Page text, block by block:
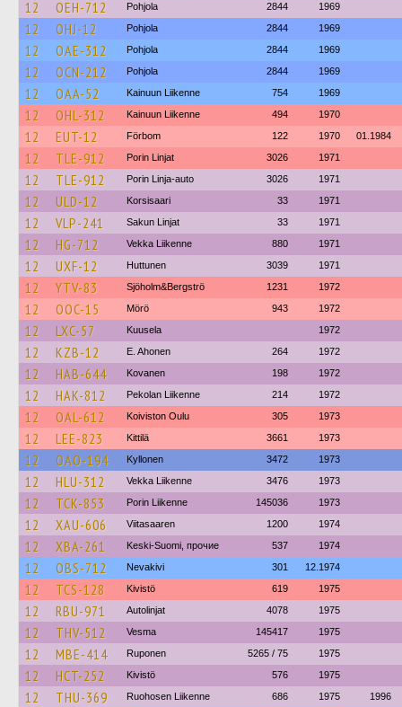
12 OEH-712 Pohjola 2844 1969
12 OHJ-12 Pohjola 2844 1969
12 OAE-312 Pohjola 2844 1969
12 OCN-212 Pohjola 2844 1969
12 OAA-52 Kainuun Liikenne 754 1969
12 OHL-312 Kainuun Liikenne 494 1970
12 EUT-12 Förbom 122 1970 01.1984
12 TLE-912 Porin Linjat 3026 1971
12 TLE-912 Porin Linja-auto 3026 1971
12 ULD-12 Korsisaari 33 1971
12 VLP-241 Sakun Linjat 33 1971
12 HG-712 Vekka Liikenne 880 1971
12 UXF-12 Huttunen 3039 1971
12 YTV-83 Sjöholm&Bergströ 1231 1972
12 OOC-15 Mörö 943 1972
12 LXC-57 Kuusela 1972
12 KZB-12 E. Ahonen 264 1972
12 HAB-644 Kovanen 198 1972
12 HAK-812 Pekolan Liikenne 214 1972
12 OAL-612 Koiviston Oulu 305 1973
12 LEE-823 Kittilä 3661 1973
12 OAO-194 Kyllonen 3472 1973
12 HLU-312 Vekka Liikenne 3476 1973
12 TCK-853 Porin Liikenne 145036 1973
12 XAU-606 Viitasaaren 1200 1974
12 XBA-261 Keski-Suomi, прочие 537 1974
12 OBS-712 Nevakivi 301 12.1974
12 TCS-128 Kivistö 619 1975
12 RBU-971 Autolinjat 4078 1975
12 THV-512 Vesma 145417 1975
12 MBE-414 Ruponen 5265 / 75 1975
12 HCT-252 Kivistö 576 1975
12 THU-369 Ruohosen Liikenne 686 1975 1996